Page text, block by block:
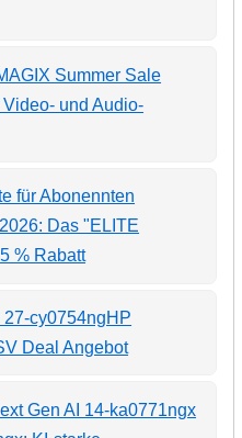
Summer Sale
und Audio-
Das "ELITE
% Rabatt
HP
Deal Angebot